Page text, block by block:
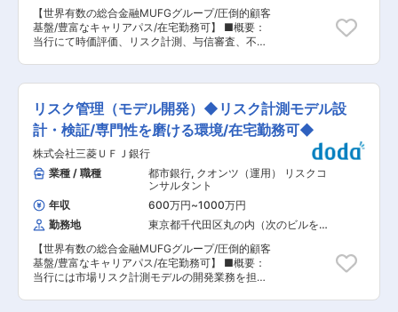
【世界有数の総合金融MUFGグループ/圧倒的顧客
基盤/豊富なキャリアパス/在宅勤務可】 ■概要：
当行にて時価評価、リスク計測、与信審査、不正
容： ・デリバティブ時価評価モデルやリスク計測
モデルの検証、比較モデルの構築 ・機械学習、生
成AI等のモデル検証 ■業務の魅力： ・本邦トップ
クラスの金融機関において、リスク管理を通じて
経営判断の一端を担うことができ、ダイナミズム
を感じて大きなやりがいを得ることができます。
・銀行に存在する広範囲なモデルを扱い検証業務
を行うことで、金融商品知識や数理的な理論を学
ぶことができます。 ・海外拠点との協働により、
先進的なモデル開発、モデル検証、モデルリスク
管理に関する実務経験を積むことができます。 ・
クオンツ、データサイエンスの知識を習得し、専
門性を高めることができます。経験がない方も学
べる機会が多数あるため、興味があれば歓迎しま
す。 ・多様なキャリアパスがあります。本人の志
向や適正に応じ、マネジメントを目指すキャリア
リスク管理（モデル開発）◆リスク計測モデル設
計・検証/専門性を磨ける環境/在宅勤務可◆
株式会社三菱ＵＦＪ銀行
業種 / 職種
都市銀行, クオンツ（運用） リスクコ
ンサルタント
年収
600万円~1000万円
勤務地
東京都千代田区丸の内（次のビルを除
【世界有数の総合金融MUFGグループ/圧倒的顧客
基盤/豊富なキャリアパス/在宅勤務可】 ■概要：
当行には市場リスク計測モデルの開発業務を担当